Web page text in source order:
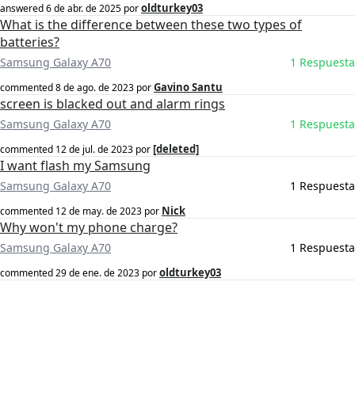
answered6 de abr. de 2025 poroldturkey03
What is the difference between these two types of
batteries?
Samsung Galaxy A70 1 Respuesta
commented8 de ago. de 2023 porGavino Santu
screen is blacked out and alarm rings
Samsung Galaxy A70 1 Respuesta
commented 12 de jul. de 2023 por [deleted]
I want flash my Samsung
Samsung Galaxy A70 1 Respuesta
commented 12 de may. de 2023 por Nick
Why won't my phone charge?
Samsung Galaxy A70 1 Respuesta
commented29 de ene. de 2023 poroldturkey03